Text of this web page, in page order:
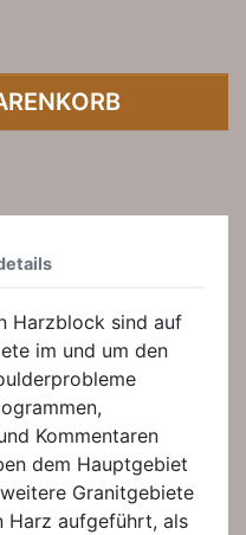
Harzblock sind auf
im und um den
Kommentaren
dem Hauptgebiet
Granitgebiete
Harz aufgeführt, als